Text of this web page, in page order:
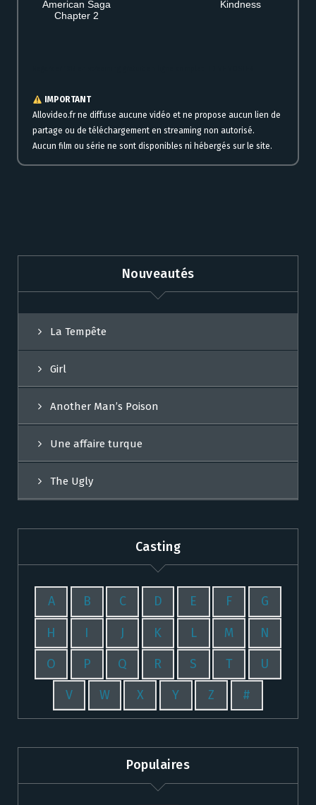
American Saga
Chapter 2
Kindness
IMPORTANT
Allovideo.fr ne diffuse aucune vidéo et ne propose aucun lien de
partage ou de téléchargement en streaming non autorisé.
Aucun film ou série ne sont disponibles ni hébergés sur le site.
Nouveautés
La Tempête
Girl
Another Man’s Poison
Une affaire turque
The Ugly
Casting
A B C D E F G
H I J K L M N
O P Q R S T U
V W X Y Z #
Populaires